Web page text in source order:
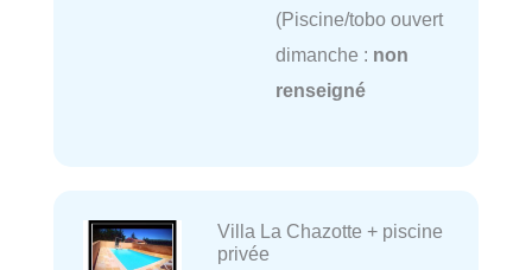
(Piscine/tobo ouvert
dimanche : non
renseigné
Villa La Chazotte + piscine
privée